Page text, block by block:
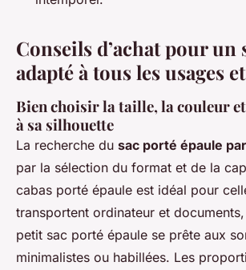
Conseils d’achat pour un
adapté à tous les usages
Bien choisir la taille, la couleur
à sa silhouette
La recherche du sac porté épaule
par la sélection du format et de la
cabas porté épaule est idéal pour
transportent ordinateur et documents,
petit sac porté épaule se prête aux
minimalistes ou habillées. Les